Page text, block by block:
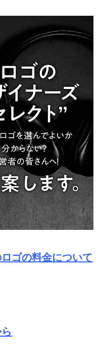
ゴの料金について